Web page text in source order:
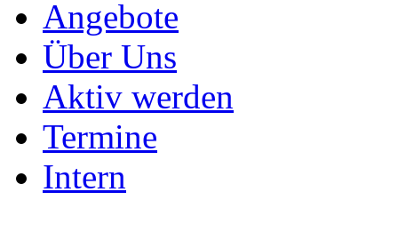
Angebote
Über Uns
Aktiv werden
Termine
Intern